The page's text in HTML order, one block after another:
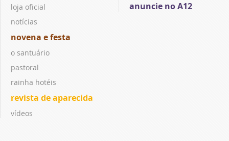
loja oficial
notícias
novena e festa
o santuário
pastoral
rainha hotéis
revista de aparecida
vídeos
anuncie no A12